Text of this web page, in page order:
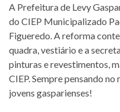
A Prefeitura de Levy
do CIEP Municipalizado
Figueredo. A reforma
quadra, vestiário e a
pinturas e revestimentos,
CIEP. Sempre pensando no
jovens gasparienses!